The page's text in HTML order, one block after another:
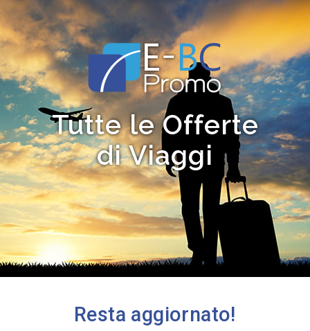
Tutte le Offerte
di Viaggi
Resta aggiornato!